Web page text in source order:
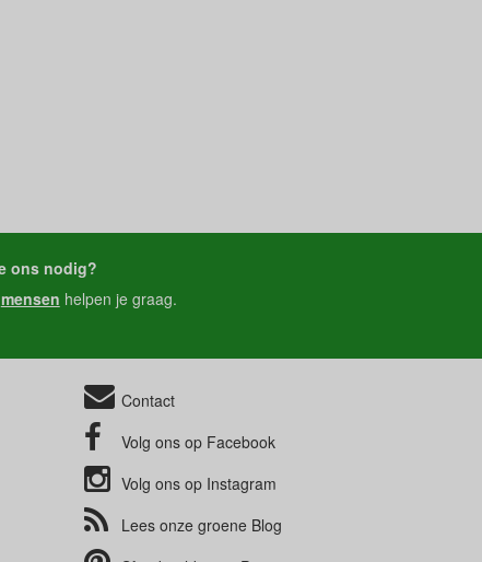
ons nodig?
mensen helpen je graag.
Contact
Volg ons op Facebook
Volg ons op Instagram
Lees onze groene Blog